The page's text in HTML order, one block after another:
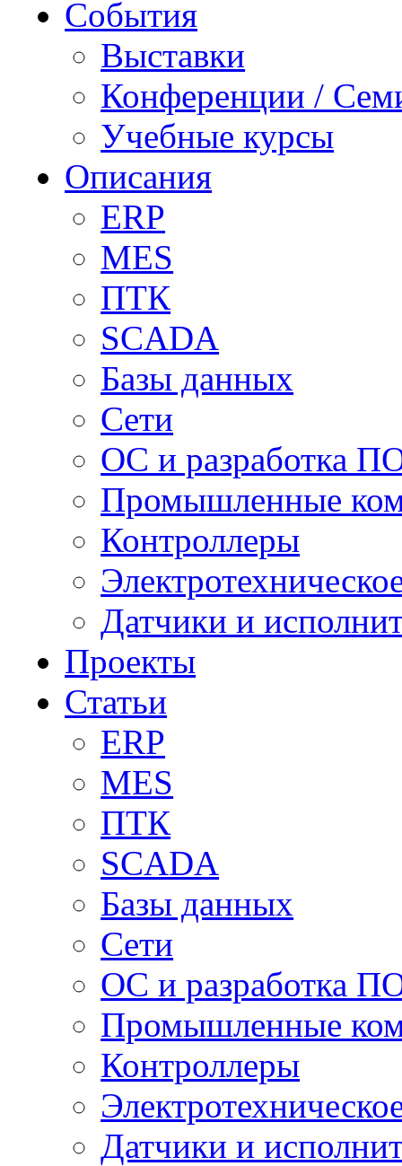
События
Выставки
Конференции /
Учебные курсы
Описания
ERP
MES
ПТК
SCADA
Базы данных
Сети
ОС и разработка
Промышленные
Контроллеры
Датчики и
Проекты
Статьи
ERP
MES
ПТК
SCADA
Базы данных
Сети
ОС и разработка
Промышленные
Контроллеры
Датчики и